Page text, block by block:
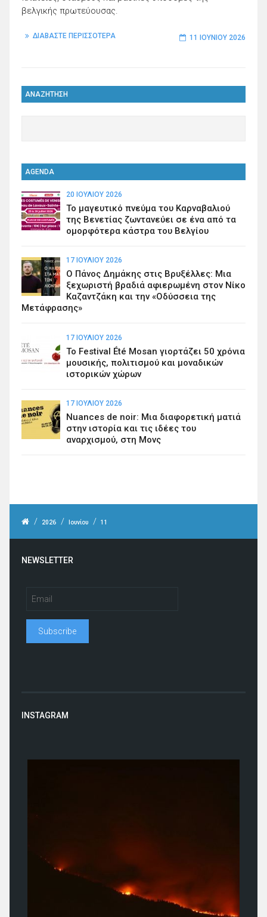
βελγικής πρωτεύουσας.
ΔΙΑΒΑΣΤΕ ΠΕΡΙΣΣΟΤΕΡΑ 11 ΙΟΥΝΊΟΥ 2026
ΑΝΑΖΗΤΗΣΗ
AGENDA
20 ΙΟΥΛΊΟΥ 2026
Το μαγευτικό πνεύμα του Καρναβαλιού
της Βενετίας ζωντανεύει σε ένα από τα
ομορφότερα κάστρα του Βελγίου
17 ΙΟΥΛΊΟΥ 2026
Ο Πάνος Δημάκης στις Βρυξέλλες: Μια
ξεχωριστή βραδιά αφιερωμένη στον Νίκο
Καζαντζάκη και την «Οδύσσεια της
Μετάφρασης»
17 ΙΟΥΛΊΟΥ 2026
Το Festival Été Mosan γιορτάζει 50 χρόνια
μουσικής, πολιτισμού και μοναδικών
ιστορικών χώρων
17 ΙΟΥΛΊΟΥ 2026
Nuances de noir: Μια διαφορετική ματιά
στην ιστορία και τις ιδέες του
αναρχισμού, στη Μονς
/ 2026 / Ιουνίου / 11
NEWSLETTER
INSTAGRAM